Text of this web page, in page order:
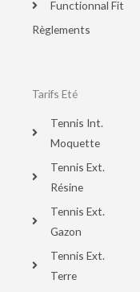
Functionnal Fit
Règlements
Tarifs Eté
Tennis Int.
Moquette
Tennis Ext.
Résine
Tennis Ext.
Gazon
Tennis Ext.
Terre